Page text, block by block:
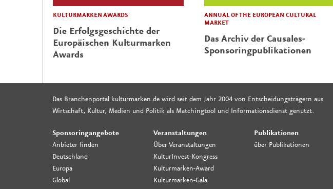
KULTURMARKEN AWARDS
Die Erfolgsgeschichte der
Europäischen Kulturmarken
Awards
ANNUAL OF THE EUROPEAN CULTURAL
MARKET
Das Archiv der Causales-
Sponsoringpublikationen
Das Branchenportal kulturmarken.de wird seit dem Jahr 2004 von Entscheidungsträgern aus
Wirtschaft, Kultur, Medien und Politik als Matchingtool und Informationsdienst genutzt.
Sponsoringangebote
Anbieter finden
Deutschland
Europa
Global
Veranstaltungen
Über Veranstaltungen
KulturInvest-Kongress
Kulturmarken-Award
Kulturmarken-Gala
Publikationen
über Publikationen